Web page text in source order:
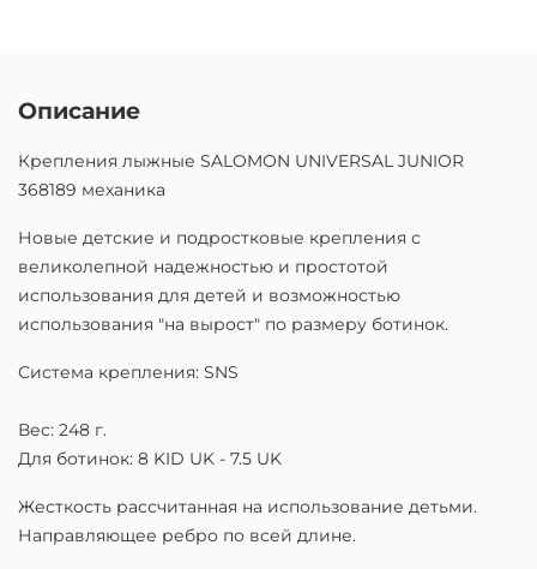
Описание
Крепления лыжные SALOMON UNIVERSAL JUNIOR
368189 механика
Новые детские и подростковые крепления с
великолепной надежностью и простотой
использования для детей и возможностью
использования "на вырост" по размеру ботинок.
Система крепления: SNS
Вес: 248 г.
Для ботинок: 8 KID UK - 7.5 UK
Жесткость рассчитанная на использование детьми.
Направляющее ребро по всей длине.